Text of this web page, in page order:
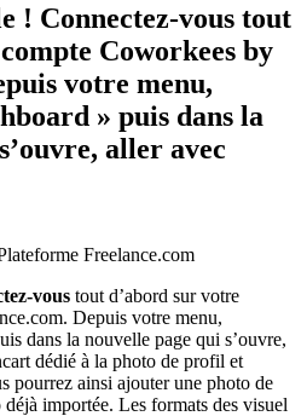
! Connectez-vous tout
Coworkees by
votre menu,
» puis dans la
aller avec
Freelance.com
vous tout d’abord sur votre
Depuis votre menu,
dans la nouvelle page qui s’ouvre,
dédié à la photo de profil et
pourrez ainsi ajouter une photo de
importée. Les formats des visuel